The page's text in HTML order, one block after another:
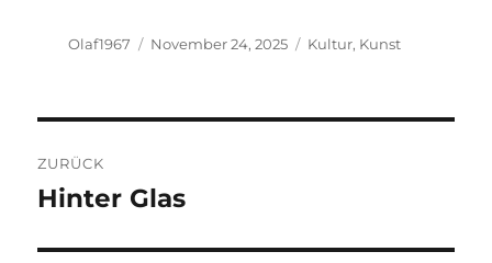
Autor
Olaf1967
Veröffentlicht
November 24, 2025 Kategorien
Kultur, Kunst
ZURÜCK
Vorheriger
Hinter Glas